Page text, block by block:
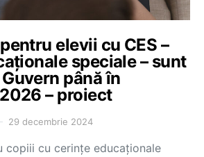
elevii cu CES –
speciale – sunt
până în
– proiect
29 decembrie 2024
copiii cu cerințe educaționale